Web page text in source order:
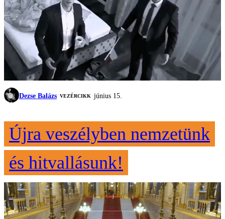
Dezse Balázs VEZÉRCIKK június 15.
Újra veszélyben nemzetünk
és hitvallásunk!